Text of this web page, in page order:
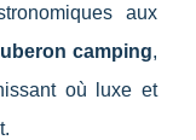
aux
camping,
où luxe et